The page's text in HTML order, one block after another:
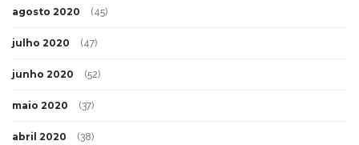
agosto 2020 (45)
julho 2020 (47)
junho 2020 (52)
maio 2020 (37)
abril 2020 (38)